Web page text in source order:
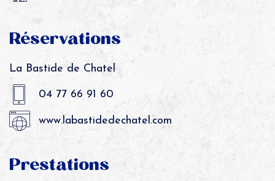
Réservations
La Bastide de Chatel
04 77 66 91 60
www.labastidedechatel.com
Prestations